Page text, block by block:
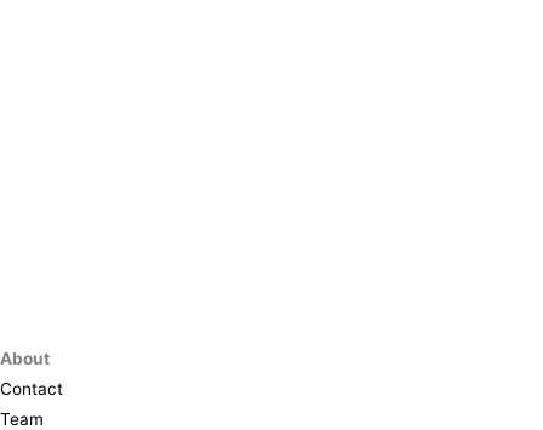
About
Contact
Team